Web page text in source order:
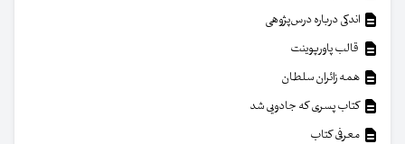
اندکی درباره درس‌پژوهی
قالب پاورپوینت
همه زائران سلطان
کتاب پسری که جادویی شد
معرفی کتاب